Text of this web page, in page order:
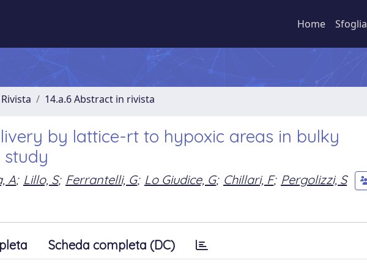
Home Sfoglia
14.a.6 Abstract in rivista
by lattice-rt to hypoxic areas in bulky
study
A; Lillo, S; Ferrantelli, G; Lo Giudice, G; Chillari, F; Pergolizzi, S
Scheda completa (DC)